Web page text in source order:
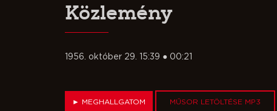
Közlemény
1956. október 29. 15:39 ● 00:21
► MEGHALLGATOM MŰSOR LETÖLTÉSE MP3